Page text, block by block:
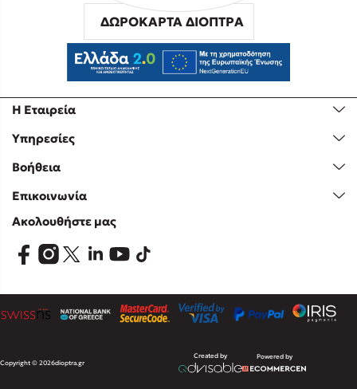
Η Εταιρεία
Υπηρεσίες
Βοήθεια
Επικοινωνία
ΔΩΡΟΚΑΡΤΑ ΔΙΟΠΤΡΑ
Ακολουθήστε μας
Copyright © 2026dioptra.gr
Created by Powered by